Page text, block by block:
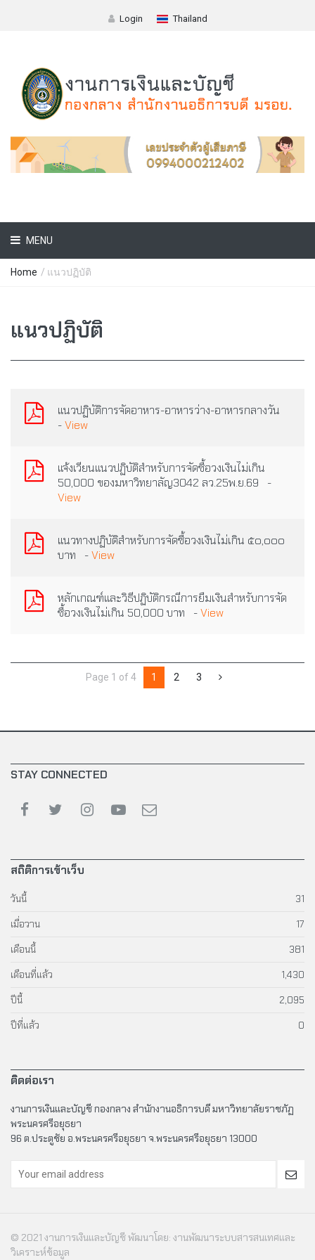
Login Thailand
MENU
Home / แนวปฏิบัติ
แนวปฏิบัติ
แนวปฏิบัติการจัดอาหาร-อาหารว่าง-อาหารกลางวัน
-View
แจ้งเวียนแนวปฏิบัติสำหรับการจัดซื้อวงเงินไม่เกิน
50,000 ของมหาวิทยาลัญ3042 ลว.25พ.ย.69 -
View
แนวทางปฏิบัติสำหรับการจัดซื้อวงเงินไม่เกิน ๕๐,๐๐๐
บาท -View
หลักเกณฑ์และวิธีปฏิบัติกรณีการยืมเงินสำหรับการจัด
ซื้อวงเงินไม่เกิน 50,000 บาท -View
Page 1 of 4 1 2 3
STAY CONNECTED
สถิติการเข้าเว็บ
วันนี้
31
เมื่อวาน
17
เดือนนี้
381
เดือนที่แล้ว
1,430
ปีนี้
2,095
ปีที่แล้ว
0
ติดต่อเรา
งานการเงินและบัญชี กองกลาง สำนักงานอธิการบดี มหาวิทยาลัยราชภัฏ
พระนครศรีอยุธยา
96 ต.ประตูชัย อ.พระนครศรีอยุธยา จ.พระนครศรีอยุธยา 13000
© 2021 งานการเงินและบัญชีพัฒนาโดย: งานพัฒนาระบบสารสนเทศและ
วิเคราะห์ข้อมูล